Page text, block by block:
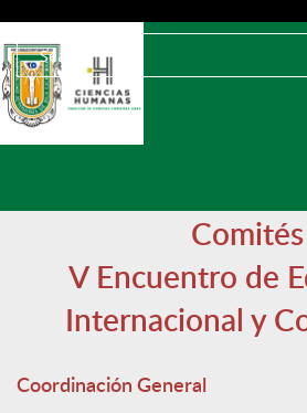
Comités
V Encuentro de
Internacional y
Coordinación General